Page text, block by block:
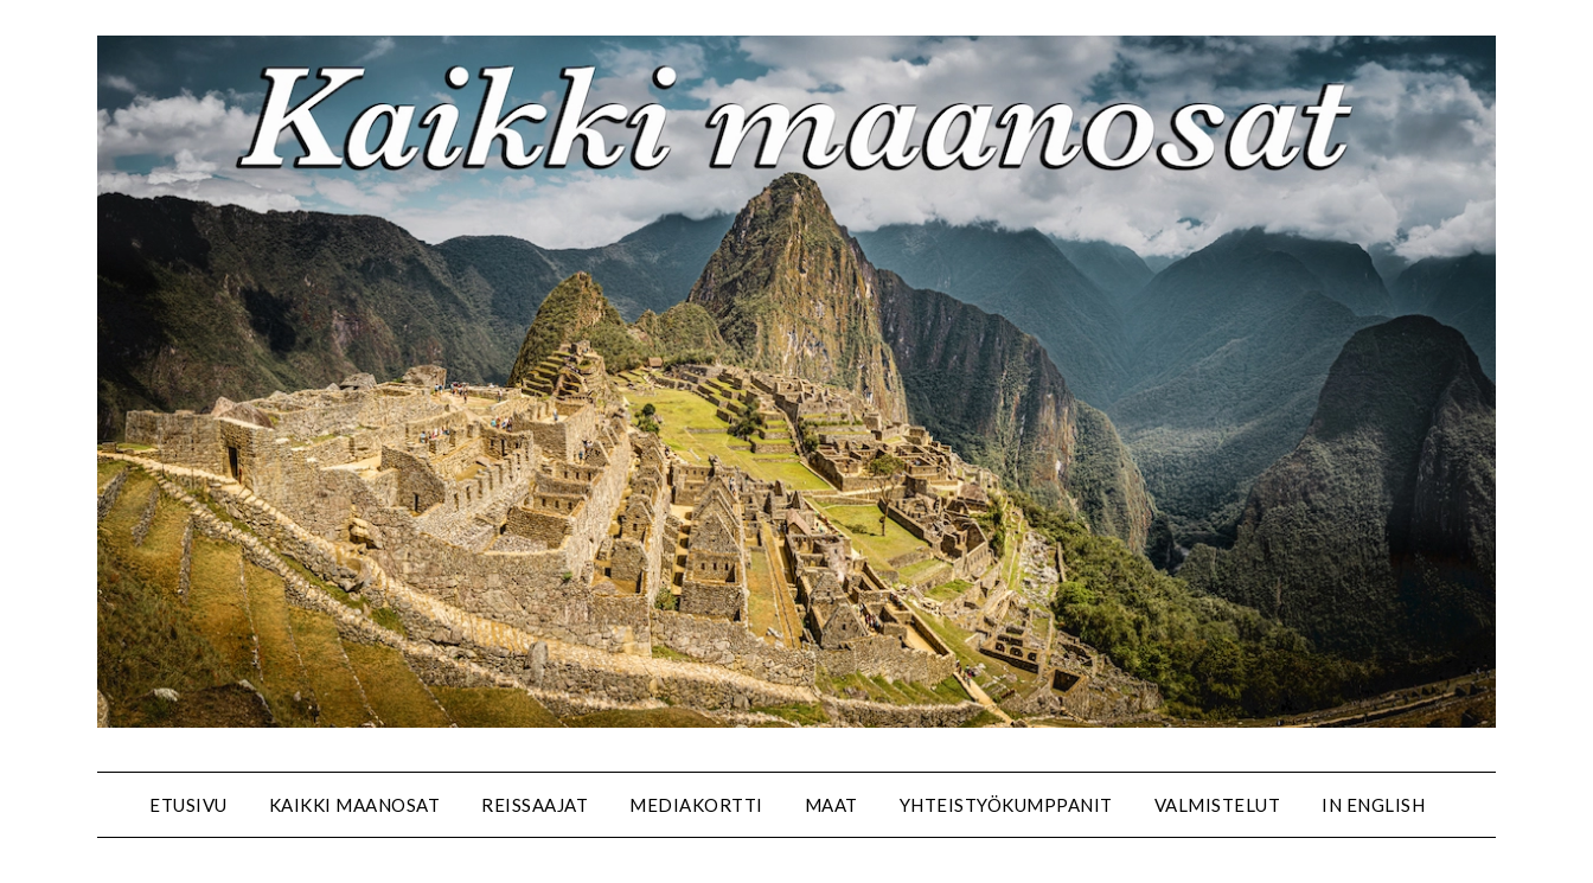
ETUSIVU KAIKKI MAANOSAT REISSAAJAT MEDIAKORTTI MAAT YHTEISTYÖKUMPPANIT VALMISTELUT IN ENGLISH